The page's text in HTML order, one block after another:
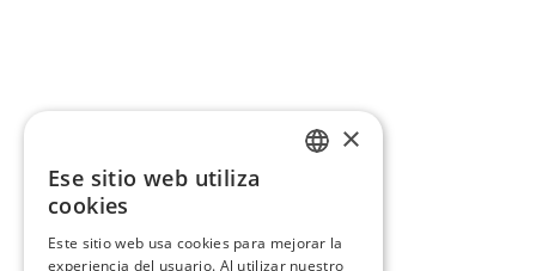
×
Ese sitio web utiliza
cookies
Este sitio web usa cookies para mejorar la
experiencia del usuario. Al utilizar nuestro